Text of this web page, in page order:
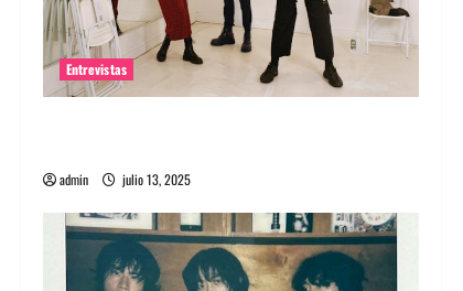
Entrevistas
admin julio 13, 2025